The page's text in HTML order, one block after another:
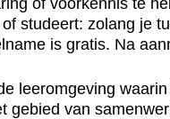
studeert: zolang je
is gratis. Na
leeromgeving
gebied van